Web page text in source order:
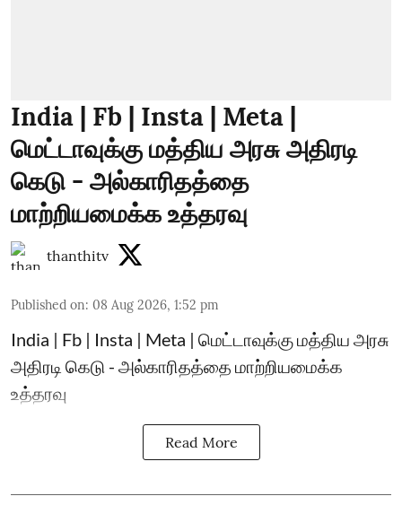
India | Fb | Insta | Meta |
மெட்டாவுக்கு மத்திய அரசு அதிரடி
கெடு - அல்காரிதத்தை
மாற்றியமைக்க உத்தரவு
thanthitv
Published on: 08 Aug 2026, 1:52 pm
India | Fb | Insta | Meta | மெட்டாவுக்கு மத்திய அரசு
அதிரடி கெடு - அல்காரிதத்தை மாற்றியமைக்க
உத்தரவு
Read More